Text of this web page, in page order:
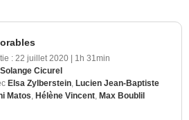
: 22 juillet 2020 | 1h 31min
Solange Cicurel
Elsa Zylberstein Lucien Jean-Baptiste
Matos Hélène Vincent Max Boublil